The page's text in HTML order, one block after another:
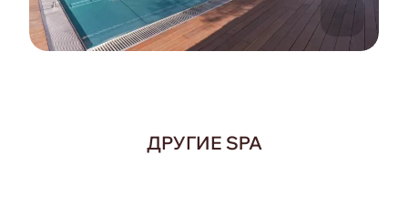
ДРУГИЕ SPA